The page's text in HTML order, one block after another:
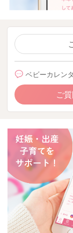
ベビーカレン
ご